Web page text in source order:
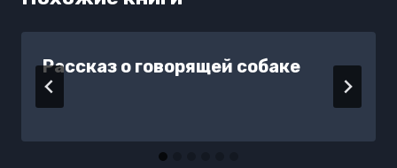
Рассказ о говорящей собаке